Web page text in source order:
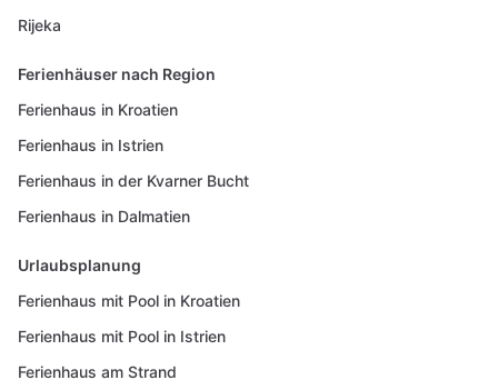
Rijeka
Ferienhäuser nach Region
Ferienhaus in Kroatien
Ferienhaus in Istrien
Ferienhaus in der Kvarner Bucht
Ferienhaus in Dalmatien
Urlaubsplanung
Ferienhaus mit Pool in Kroatien
Ferienhaus mit Pool in Istrien
Ferienhaus am Strand